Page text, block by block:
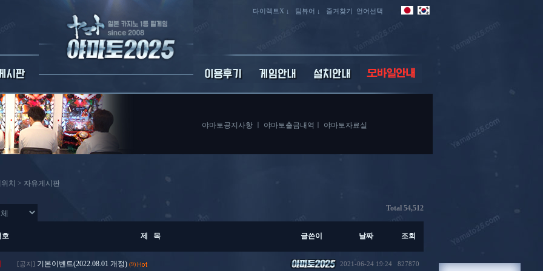
다이렉트X ↓ 팀뷰어 ↓ 즐겨찾기 언어선택
야마토공지사항ㅣ 야마토출금내역 야마토자료실
치 > 자유게시판
Total 54,512
호 제 목 글쓴이 날짜 조회
[공지] 기본이벤트(2022.08.01 개정) (9) 2021-06-24 19:24 827870